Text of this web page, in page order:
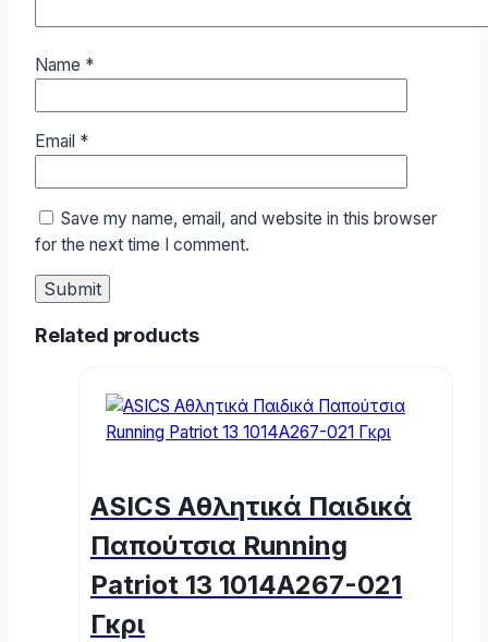
Name *
Email *
Save my name, email, and website in this browser
for the next time I comment.
Related products
ASICS Αθλητικά Παιδικά
Παπούτσια Running
Patriot 13 1014A267-021
Γκρι